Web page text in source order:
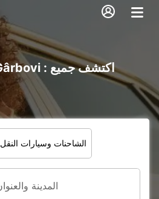
الشاحنات وسيارات النقل